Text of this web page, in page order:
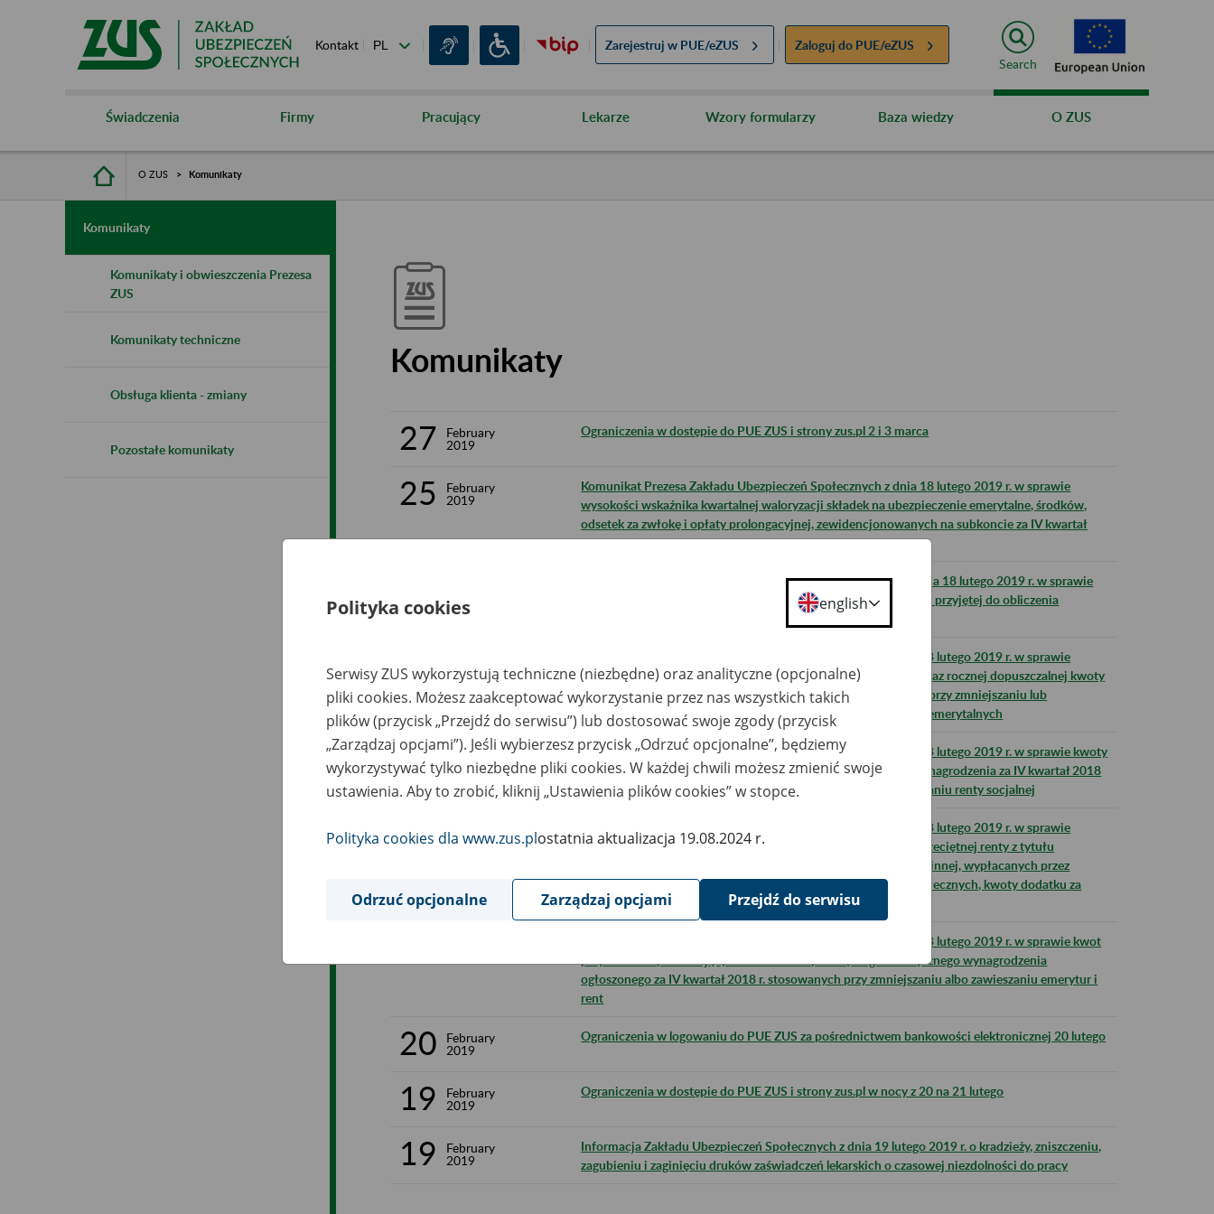
Kontakt Zarejestruj w PUE/eZUS Zaloguj do PUE/eZUS
Search
Świadczenia Firmy Pracujący Lekarze Wzory formularzy Baza wiedzy O ZUS
O ZUS Komunikaty
Komunikaty
Komunikaty i obwieszczenia Prezesa
ZUS
Komunikaty techniczne
Obsługa klienta - zmiany
Pozostałe komunikaty
Komunikaty
27
February
2019
Ograniczenia w dostępie do PUE ZUS i strony zus.pl 2 i 3 marca
25
February
2019
Komunikat Prezesa Zakładu Ubezpieczeń Społecznych z dnia 18 lutego 2019 r. w sprawie
wysokości wskaźnika kwartalnej waloryzacji składek na ubezpieczenie emerytalne, środków,
odsetek za zwłokę i opłaty prolongacyjnej, zewidencjonowanych na subkoncie za IV kwartał
2018 r.
Obwieszczenie Prezesa Zakładu Ubezpieczeń Społecznych z dnia 18 lutego 2019 r. w sprawie
wskaźnika waloryzacji podstawy wymiaru zasiłku chorobowego przyjętej do obliczenia
świadczenia rehabilitacyjnego w II kwartale 2019 r.
20
2019
Komunikat Prezesa Zakładu Ubezpieczeń Społecznych z dnia 18 lutego 2019 r. w sprawie
dopuszczalnej kwoty przychodu, granicznej kwoty przychodu oraz rocznej dopuszczalnej kwoty
przychodu i rocznej granicznej kwoty przychodu, stosowanych przy zmniejszaniu lub
zawieszaniu świadczeń przedemerytalnych oraz zasiłków przedemerytalnych
20
February
2019
Komunikat Prezesa Zakładu Ubezpieczeń Społecznych z dnia 18 lutego 2019 r. w sprawie kwoty
przychodu odpowiadającej 70% przeciętnego miesięcznego wynagrodzenia za IV kwartał 2018
r. ogłoszonego do celów emerytalnych stosowanej przy zawieszaniu renty socjalnej
20
February
2019
Komunikat Prezesa Zakładu Ubezpieczeń Społecznych z dnia 18 lutego 2019 r. w sprawie
miesięcznej kwoty przeciętnej emerytury, miesięcznej kwoty przeciętnej renty z tytułu
niezdolności do pracy, miesięcznej kwoty przeciętnej renty rodzinnej, wypłacanych przez
Zakład Ubezpieczeń Społecznych z Funduszu Ubezpieczeń Społecznych, kwoty dodatku za
tajne nauczanie, dodatku kombatanckiego, dodatku...
Komunikat Prezesa Zakładu Ubezpieczeń Społecznych z dnia 18 lutego 2019 r. w sprawie kwot
przychodu odpowiadających 70% i 130% przeciętnego miesięcznego wynagrodzenia
ogłoszonego za IV kwartał 2018 r. stosowanych przy zmniejszaniu albo zawieszaniu emerytur i
rent
20
February
2019
Ograniczenia w logowaniu do PUE ZUS za pośrednictwem bankowości elektronicznej 20 lutego
19
February
2019
Ograniczenia w dostępie do PUE ZUS i strony zus.pl w nocy z 20 na 21 lutego
19
February
2019
Informacja Zakładu Ubezpieczeń Społecznych z dnia 19 lutego 2019 r. o kradzieży, zniszczeniu,
zagubieniu i zaginięciu druków zaświadczeń lekarskich o czasowej niezdolności do pracy
Polityka cookies english
Serwisy ZUS wykorzystują techniczne (niezbędne) oraz analityczne (opcjonalne)
pliki cookies. Możesz zaakceptować wykorzystanie przez nas wszystkich takich
plików (przycisk „Przejdź do serwisu”) lub dostosować swoje zgody (przycisk
„Zarządzaj opcjami”). Jeśli wybierzesz przycisk „Odrzuć opcjonalne”, będziemy
wykorzystywać tylko niezbędne pliki cookies. W każdej chwili możesz zmienić swoje
ustawienia. Aby to zrobić, kliknij „Ustawienia plików cookies” w stopce.
Polityka cookies dla www.zus.plostatnia aktualizacja 19.08.2024 r.
Odrzuć opcjonalne Zarządzaj opcjami Przejdź do serwisu